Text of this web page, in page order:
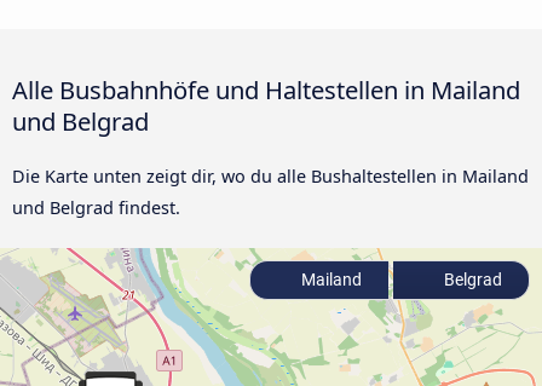
Alle Busbahnhöfe und Haltestellen in Mailand
und Belgrad
Die Karte unten zeigt dir, wo du alle Bushaltestellen in Mailand
und Belgrad findest.
Mailand Belgrad